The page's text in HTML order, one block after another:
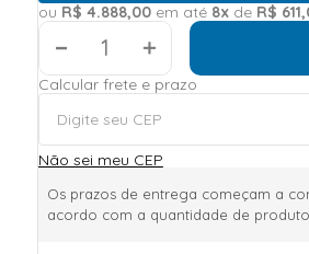
ou R$ 4.888,00em até 8xde R$ 611,
＋
Calcular frete e prazo
Não sei meu CEP
Os prazos de entrega começam a
acordo com a quantidade de